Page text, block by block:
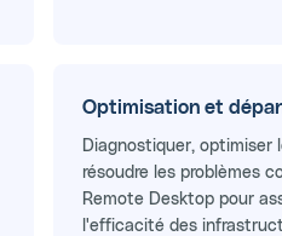
Optimisation et
Diagnostiquer, optimiser
résoudre les problèmes
Remote Desktop pour
l'efficacité des